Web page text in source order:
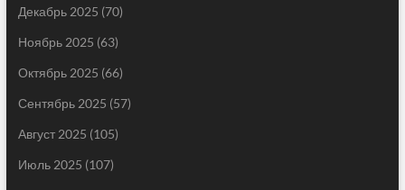
Декабрь 2025 (70)
Ноябрь 2025 (63)
Октябрь 2025 (66)
Сентябрь 2025 (57)
Август 2025 (105)
Июль 2025 (107)